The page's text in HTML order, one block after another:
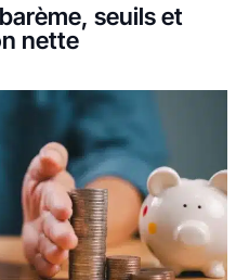
seuils et
nette